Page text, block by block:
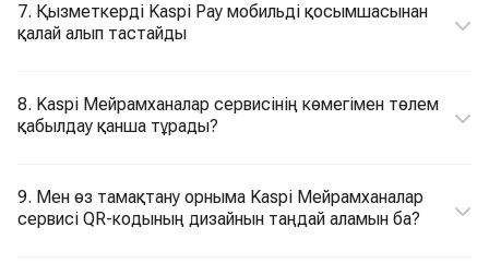
7. Қызметкерді Kaspi Pay мобильді қосымшасынан
қалай алып тастайды
8. Kaspi Мейрамханалар сервисінің көмегімен төлем
қабылдау қанша тұрады?
9. Мен өз тамақтану орныма Kaspi Мейрамханалар
сервисі QR-кодының дизайнын таңдай аламын ба?